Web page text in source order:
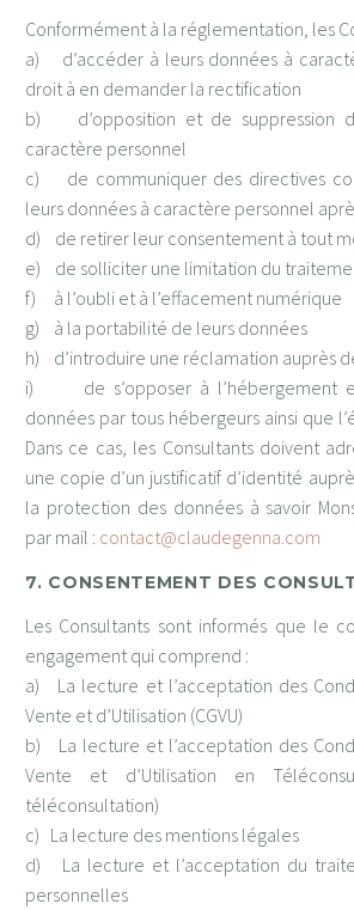
Conformément à la réglementation, les
a) d’accéder à leurs données à
droit à en demander la rectification
b) d’opposition et de suppression
caractère personnel
c) de communiquer des directives
leurs données à caractère personnel
d) de retirer leur consentement à tout
e) de solliciter une limitation du
f) à l’oubli et à l’effacement numérique
g) à la portabilité de leurs données
h) d’introduire une réclamation auprès
i) de s’opposer à l’hébergement et
données par tous hébergeurs ainsi que
Dans ce cas, les Consultants doivent
une copie d’un justificatif d’identité
la protection des données à savoir
par mail : contact@claudegenna.com
7. CONSENTEMENT DES
Les Consultants sont informés que le
engagement qui comprend :
a) La lecture et l’acceptation des
Vente et d’Utilisation (CGVU)
b) La lecture et l’acceptation des
Vente et d’Utilisation en
téléconsultation)
c) La lecture des mentions légales
d) La lecture et l’acceptation du
personnelles